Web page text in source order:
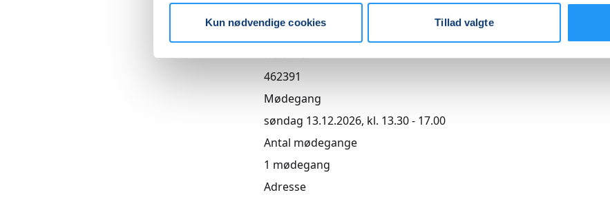
Kun nødvendige cookies Tillad valgte
Info
Nummer
462391
Mødegang
søndag 13.12.2026, kl. 13.30 - 17.00
Antal mødegange
1 mødegang
Adresse